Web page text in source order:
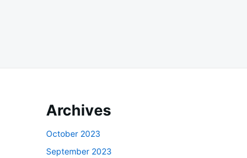
Archives
October 2023
September 2023